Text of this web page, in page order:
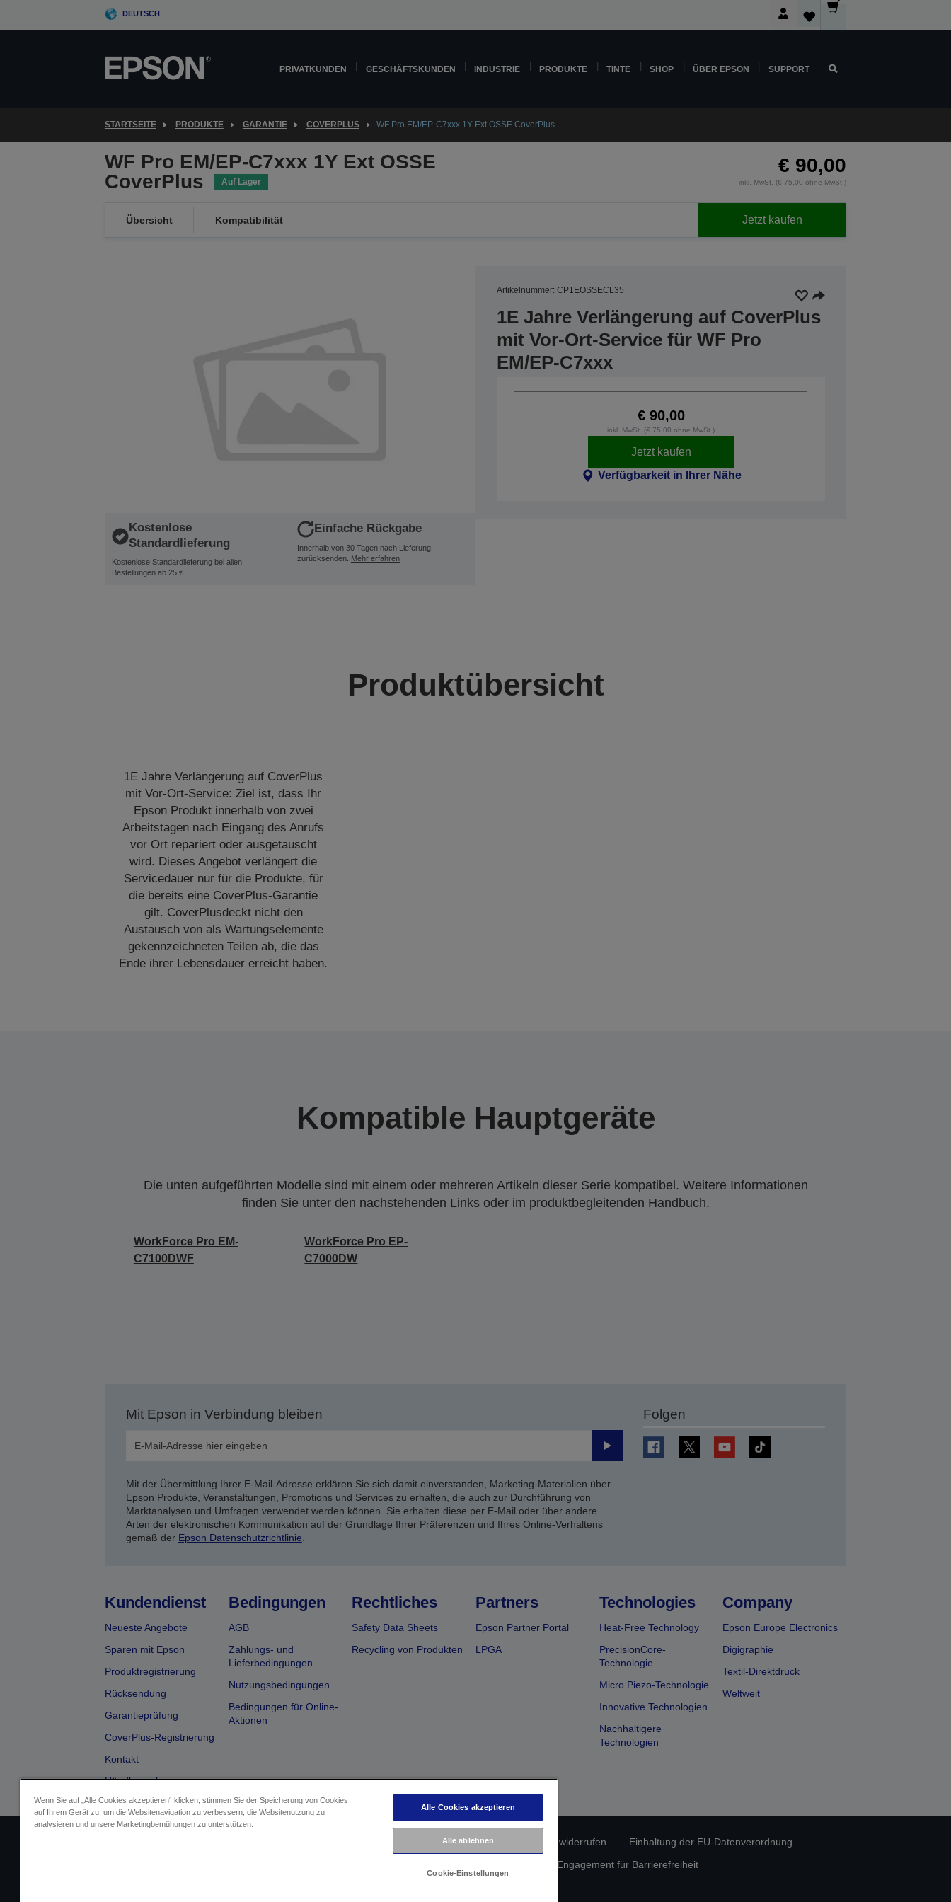
DEUTSCH
PRIVATKUNDEN GESCHÄFTSKUNDEN INDUSTRIE PRODUKTE TINTE SHOP ÜBER EPSON SUPPORT
STARTSEITE PRODUKTE GARANTIE COVERPLUS WF Pro EM/EP-C7xxx 1Y Ext OSSE CoverPlus
WF Pro EM/EP-C7xxx 1Y Ext OSSE
CoverPlus
Auf Lager
€ 90,00
inkl. MwSt. (€ 75,00 ohne MwSt.)
Übersicht Kompatibilität Jetzt kaufen
Kostenlose
Standardlieferung
Kostenlose Standardlieferung bei allen
Bestellungen ab 25 €
Einfache Rückgabe
Innerhalb von 30 Tagen nach Lieferung
zurücksenden. Mehr erfahren
Artikelnummer: CP1EOSSECL35
1E Jahre Verlängerung auf CoverPlus
mit Vor-Ort-Service für WF Pro
EM/EP-C7xxx
€ 90,00
inkl. MwSt. (€ 75,00 ohne MwSt.)
Jetzt kaufen
Verfügbarkeit in Ihrer Nähe
Produktübersicht
1E Jahre Verlängerung auf CoverPlus
mit Vor-Ort-Service: Ziel ist, dass Ihr
Epson Produkt innerhalb von zwei
Arbeitstagen nach Eingang des Anrufs
vor Ort repariert oder ausgetauscht
wird. Dieses Angebot verlängert die
Servicedauer nur für die Produkte, für
die bereits eine CoverPlus-Garantie
gilt. CoverPlusdeckt nicht den
Austausch von als Wartungselemente
gekennzeichneten Teilen ab, die das
Ende ihrer Lebensdauer erreicht haben.
Kompatible Hauptgeräte
Die unten aufgeführten Modelle sind mit einem oder mehreren Artikeln dieser Serie kompatibel. Weitere Informationen
finden Sie unter den nachstehenden Links oder im produktbegleitenden Handbuch.
WorkForce Pro EM-
C7100DWF
WorkForce Pro EP-
C7000DW
Mit Epson in Verbindung bleiben
Senden
Mit der Übermittlung Ihrer E-Mail-Adresse erklären Sie sich damit einverstanden, Marketing-Materialien über
Epson Produkte, Veranstaltungen, Promotions und Services zu erhalten, die auch zur Durchführung von
Marktanalysen und Umfragen verwendet werden können. Sie erhalten diese per E-Mail oder über andere
Arten der elektronischen Kommunikation auf der Grundlage Ihrer Präferenzen und Ihres Online-Verhaltens
gemäß der Epson Datenschutzrichtlinie
Folgen
Kundendienst
Neueste Angebote
Sparen mit Epson
Produktregistrierung
Rücksendung
Garantieprüfung
CoverPlus-Registrierung
Kontakt
Händlersuche
Bedingungen
AGB
Zahlungs- und
Lieferbedingungen
Nutzungsbedingungen
Bedingungen für Online-
Aktionen
Rechtliches
Safety Data Sheets
Recycling von Produkten
Partners
Epson Partner Portal
LPGA
Technologies
Heat-Free Technology
PrecisionCore-
Technologie
Micro Piezo-Technologie
Innovative Technologien
Nachhaltigere
Technologien
Company
Epson Europe Electronics
Digigraphie
Textil-Direktdruck
Weltweit
Datenschutzrichtlinie Vertrag widerrufen
Einhaltung der EU-Datenverordnung
Epson Engagement für Barrierefreiheit
Wenn Sie auf „Alle Cookies akzeptieren“ klicken, stimmen Sie der Speicherung von Cookies
auf Ihrem Gerät zu, um die Websitenavigation zu verbessern, die Websitenutzung zu
analysieren und unsere Marketingbemühungen zu unterstützen.
Alle Cookies akzeptieren
Alle ablehnen
Cookie-Einstellungen